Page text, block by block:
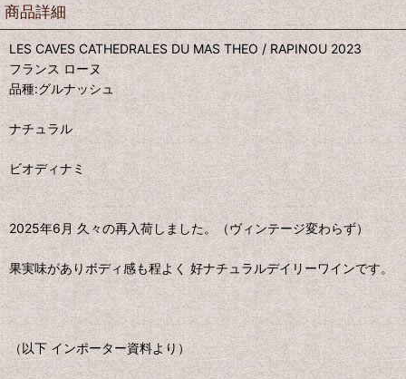
商品詳細
LES CAVES CATHEDRALES DU MAS THEO / RAPINOU 2023
フランス ローヌ
品種:グルナッシュ
ナチュラル
ビオディナミ
2025年6月 久々の再入荷しました。（ヴィンテージ変わらず）
果実味がありボディ感も程よく 好ナチュラルデイリーワインです。
（以下 インポーター資料より）